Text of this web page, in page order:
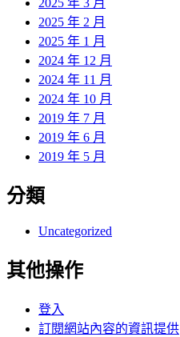
2025 年 2 月
2025 年 1 月
2024 年 12 月
2024 年 11 月
2024 年 10 月
2019 年 7 月
2019 年 6 月
2019 年 5 月
分類
Uncategorized
其他操作
登入
訂閱網站內容的資訊提供